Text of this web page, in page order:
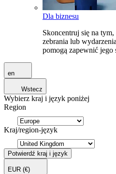
Dla biznesu
Skoncentruj się na
zebrania lub
pomogą zapewnić jego
en
Wstecz
Wybierz kraj i język poniżej
Region
Kraj/region-język
Potwierdź kraj i język
EUR (€)